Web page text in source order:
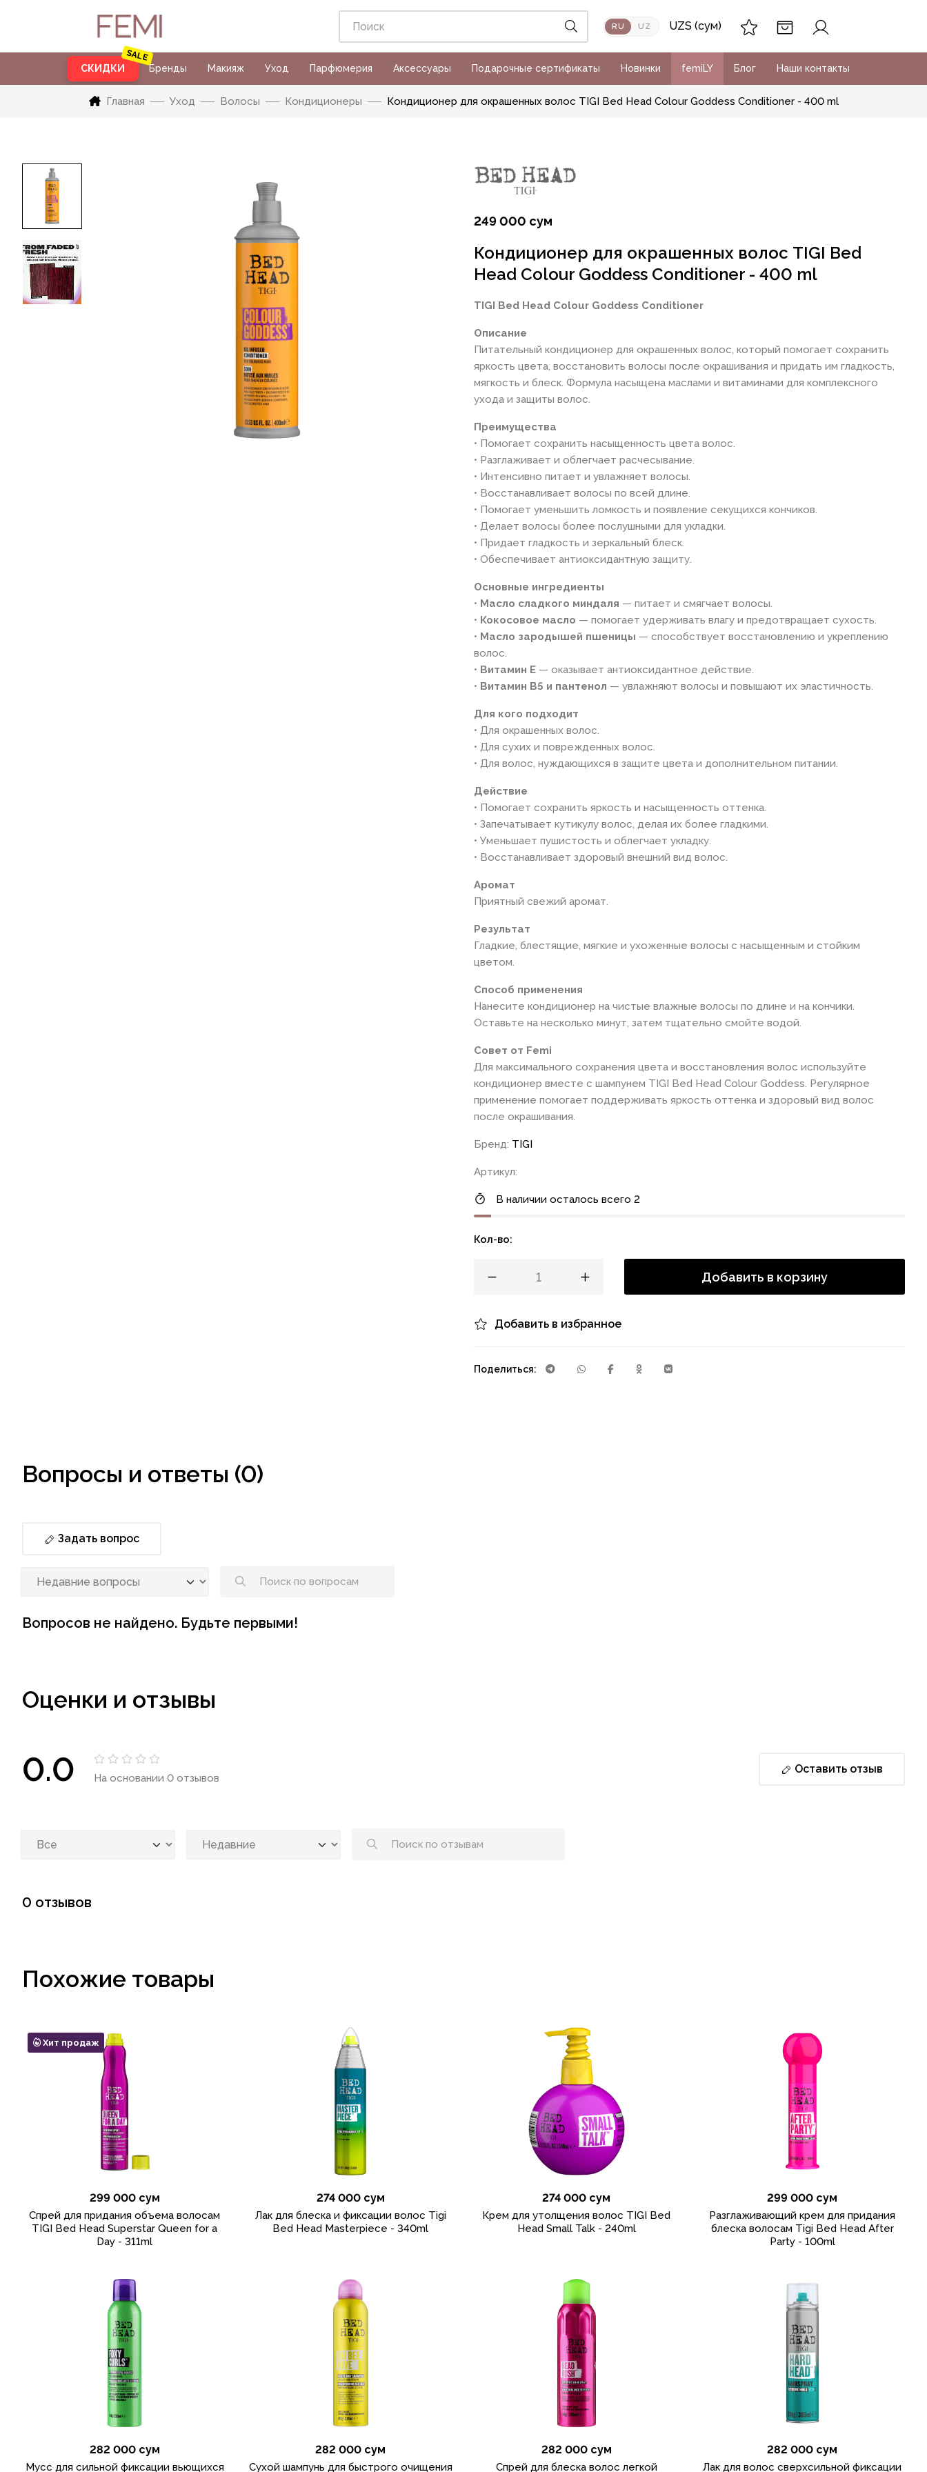
RU UZ UZS (сум)
СКИДКИ Бренды Макияж Уход Парфюмерия Аксессуары Подарочные сертификаты Новинки femiLY Блог Наши контакты
Главная Уход Волосы Кондиционеры Кондиционер для окрашенных волос TIGI Bed Head Colour Goddess Conditioner - 400 ml
249 000 сум
Кондиционер для окрашенных волос TIGI Bed
Head Colour Goddess Conditioner - 400 ml
TIGI Bed Head Colour Goddess Conditioner
Описание
Питательный кондиционер для окрашенных волос, который помогает сохранить
яркость цвета, восстановить волосы после окрашивания и придать им гладкость,
мягкость и блеск. Формула насыщена маслами и витаминами для комплексного
ухода и защиты волос.
Преимущества
• Помогает сохранить насыщенность цвета волос.
• Разглаживает и облегчает расчесывание.
• Интенсивно питает и увлажняет волосы.
• Восстанавливает волосы по всей длине.
• Помогает уменьшить ломкость и появление секущихся кончиков.
• Делает волосы более послушными для укладки.
• Придает гладкость и зеркальный блеск.
• Обеспечивает антиоксидантную защиту.
Основные ингредиенты
• Масло сладкого миндаля — питает и смягчает волосы.
• Кокосовое масло — помогает удерживать влагу и предотвращает сухость.
• Масло зародышей пшеницы — способствует восстановлению и укреплению
волос.
• Витамин Е — оказывает антиоксидантное действие.
• Витамин В5 и пантенол — увлажняют волосы и повышают их эластичность.
Для кого подходит
• Для окрашенных волос.
• Для сухих и поврежденных волос.
• Для волос, нуждающихся в защите цвета и дополнительном питании.
Действие
• Помогает сохранить яркость и насыщенность оттенка.
• Запечатывает кутикулу волос, делая их более гладкими.
• Уменьшает пушистость и облегчает укладку.
• Восстанавливает здоровый внешний вид волос.
Аромат
Приятный свежий аромат.
Результат
Гладкие, блестящие, мягкие и ухоженные волосы с насыщенным и стойким
цветом.
Способ применения
Нанесите кондиционер на чистые влажные волосы по длине и на кончики.
Оставьте на несколько минут, затем тщательно смойте водой.
Совет от Femi
Для максимального сохранения цвета и восстановления волос используйте
кондиционер вместе с шампунем TIGI Bed Head Colour Goddess. Регулярное
применение помогает поддерживать яркость оттенка и здоровый вид волос
после окрашивания.
Бренд: TIGI
Артикул:
В наличии осталось всего 2
Кол-во:
Добавить в корзину
Добавить в избранное
Поделиться:
Вопросы и ответы (0)
Задать вопрос
Вопросов не найдено. Будьте первыми!
Оценки и отзывы
0.0 На основании 0 отзывов
Оставить отзыв
0 отзывов
Похожие товары
Хит продаж
299 000 сум
Спрей для придания объема волосам
TIGI Bed Head Superstar Queen for a
Day - 311ml
274 000 сум
Лак для блеска и фиксации волос Tigi
Bed Head Masterpiece - 340ml
274 000 сум
Крем для утолщения волос TIGI Bed
Head Small Talk - 240ml
299 000 сум
Разглаживающий крем для придания
блеска волосам Tigi Bed Head After
Party - 100ml
282 000 сум
Мусс для сильной фиксации вьющихся
282 000 сум
Сухой шампунь для быстрого очищения
282 000 сум
Спрей для блеска волос легкой
282 000 сум
Лак для волос сверхсильной фиксации